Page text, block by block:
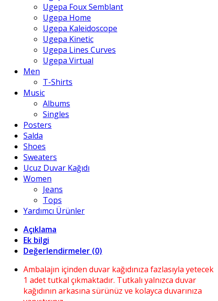
Ugepa Foux Semblant
Ugepa Home
Ugepa Kaleidoscope
Ugepa Kinetic
Ugepa Lines Curves
Ugepa Virtual
Men
T-Shirts
Music
Albums
Singles
Posters
Salda
Shoes
Sweaters
Ucuz Duvar Kağıdı
Women
Jeans
Tops
Yardımcı Ürünler
Açıklama
Ek bilgi
Değerlendirmeler (0)
Ambalajın içinden duvar kağıdınıza fazlasıyla yetecek
1 adet tutkal çıkmaktadır. Tutkalı yalnızca duvar
kağıdının arkasına sürünüz ve kolayca duvarınıza